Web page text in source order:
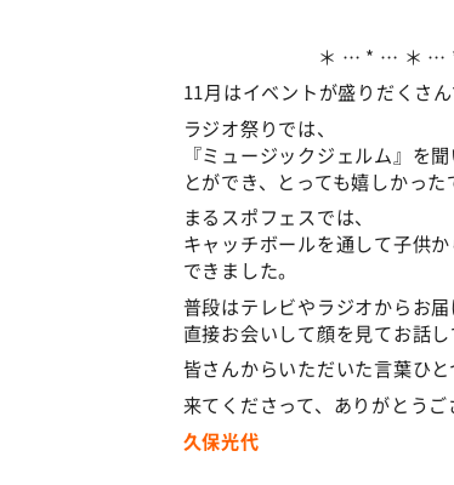
＊ … * … ＊
11月はイベントが盛りだくさん
ラジオ祭りでは、
『ミュージックジェルム』を
とができ、とっても嬉しかった
まるスポフェスでは、
キャッチボールを通して子供
できました。
普段はテレビやラジオからお届
直接お会いして顔を見てお話
皆さんからいただいた言葉ひ
来てくださって、ありがとうご
久保光代